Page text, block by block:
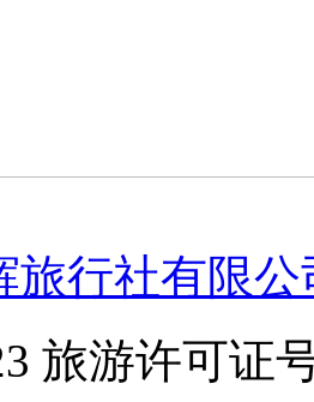
旅行社有限
旅游许可证